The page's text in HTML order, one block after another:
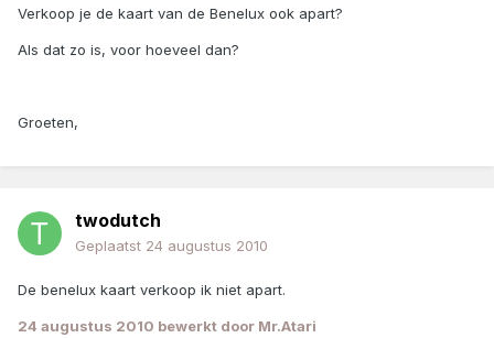
Verkoop je de kaart van de Benelux ook apart?
Als dat zo is, voor hoeveel dan?
Groeten,
twodutch
Geplaatst 24 augustus 2010
De benelux kaart verkoop ik niet apart.
24 augustus 2010 bewerkt door Mr.Atari